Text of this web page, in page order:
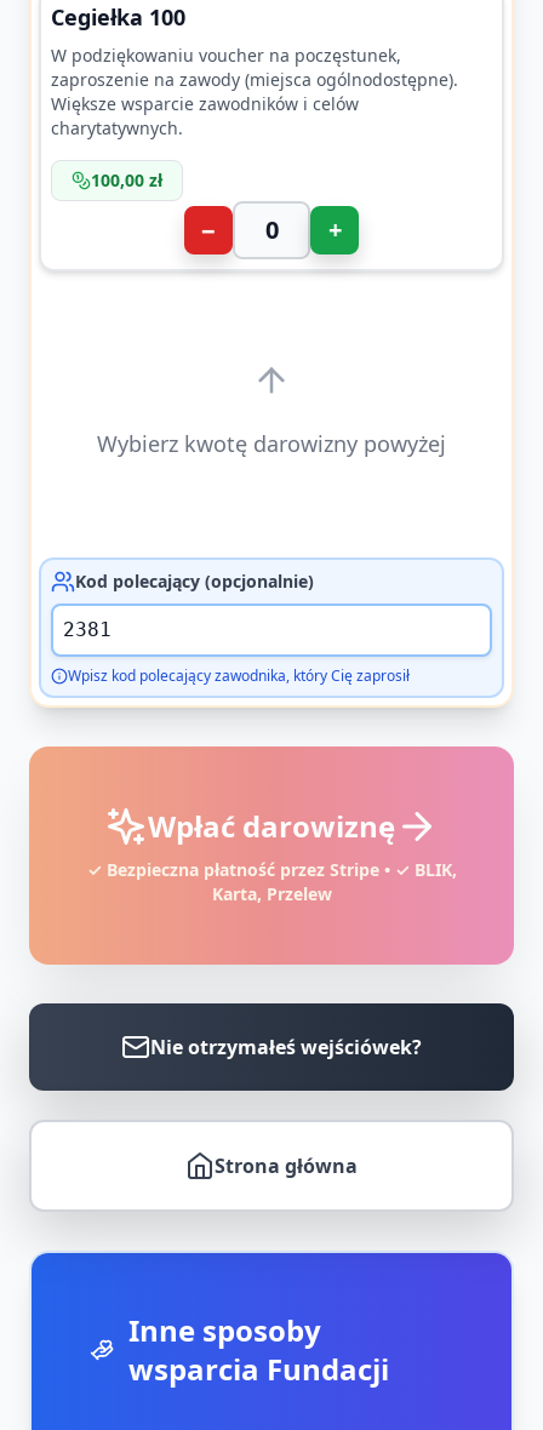
Cegiełka 100
W podziękowaniu voucher na poczęstunek,
zaproszenie na zawody (miejsca ogólnodostępne).
Większe wsparcie zawodników i celów
charytatywnych.
100,00 zł
− +
Wybierz kwotę darowizny powyżej
Kod polecający (opcjonalnie)
Wpisz kod polecający zawodnika, który Cię zaprosił
Wpłać darowiznę
✓ Bezpieczna płatność przez Stripe • ✓ BLIK,
Karta, Przelew
Nie otrzymałeś wejściówek?
Strona główna
Inne sposoby
wsparcia Fundacji